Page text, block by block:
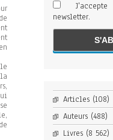
newsletter.
Articles(108)
Auteurs(488)
Livres(8 562)